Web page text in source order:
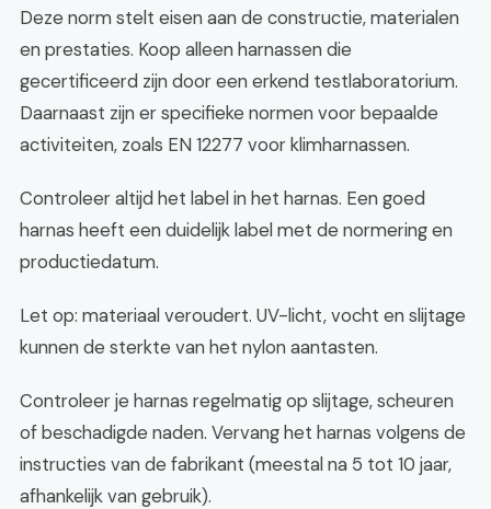
Deze norm stelt eisen aan de constructie, materialen
en prestaties. Koop alleen harnassen die
gecertificeerd zijn door een erkend testlaboratorium.
Daarnaast zijn er specifieke normen voor bepaalde
activiteiten, zoals EN 12277 voor klimharnassen.
Controleer altijd het label in het harnas. Een goed
harnas heeft een duidelijk label met de normering en
productiedatum.
Let op: materiaal veroudert. UV-licht, vocht en slijtage
kunnen de sterkte van het nylon aantasten.
Controleer je harnas regelmatig op slijtage, scheuren
of beschadigde naden. Vervang het harnas volgens de
instructies van de fabrikant (meestal na 5 tot 10 jaar,
afhankelijk van gebruik).